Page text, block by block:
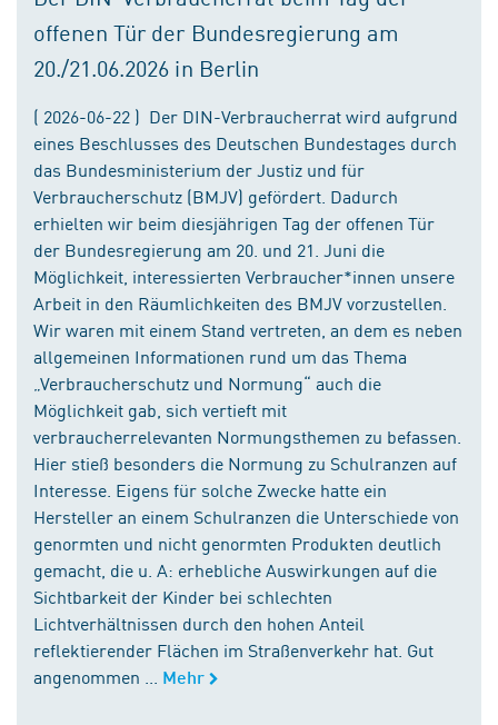
offenen Tür der Bundesregierung am
20./21.06.2026 in Berlin
( 2026-06-22 ) Der DIN-Verbraucherrat wird aufgrund
eines Beschlusses des Deutschen Bundestages durch
das Bundesministerium der Justiz und für
Verbraucherschutz (BMJV) gefördert. Dadurch
erhielten wir beim diesjährigen Tag der offenen Tür
der Bundesregierung am 20. und 21. Juni die
Möglichkeit, interessierten Verbraucher*innen unsere
Arbeit in den Räumlichkeiten des BMJV vorzustellen.
Wir waren mit einem Stand vertreten, an dem es neben
allgemeinen Informationen rund um das Thema
„Verbraucherschutz und Normung“ auch die
Möglichkeit gab, sich vertieft mit
verbraucherrelevanten Normungsthemen zu befassen.
Hier stieß besonders die Normung zu Schulranzen auf
Interesse. Eigens für solche Zwecke hatte ein
Hersteller an einem Schulranzen die Unterschiede von
genormten und nicht genormten Produkten deutlich
gemacht, die u. A: erhebliche Auswirkungen auf die
Sichtbarkeit der Kinder bei schlechten
Lichtverhältnissen durch den hohen Anteil
reflektierender Flächen im Straßenverkehr hat. Gut
angenommen ...
Mehr